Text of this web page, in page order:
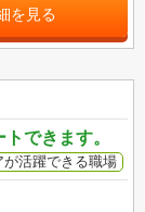
を見る
できます。
活躍できる職場